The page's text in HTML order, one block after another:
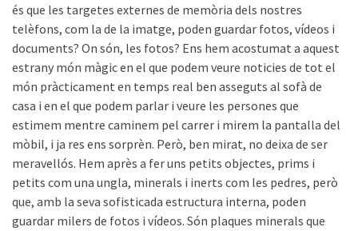
és que les targetes externes de memòria dels nostres
telèfons, com la de la imatge, poden guardar fotos, vídeos i
documents? On són, les fotos? Ens hem acostumat a aquest
estrany món màgic en el que podem veure noticies de tot el
món pràcticament en temps real ben asseguts al sofà de
casa i en el que podem parlar i veure les persones que
estimem mentre caminem pel carrer i mirem la pantalla del
mòbil, i ja res ens sorprèn. Però, ben mirat, no deixa de ser
meravellós. Hem après a fer uns petits objectes, prims i
petits com una ungla, minerals i inerts com les pedres, però
que, amb la seva sofisticada estructura interna, poden
guardar milers de fotos i vídeos. Són plaques minerals que